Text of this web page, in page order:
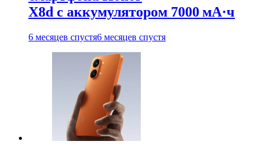
X8d с аккумулятором 7000 мА·ч
6 месяцев спустя6 месяцев спустя